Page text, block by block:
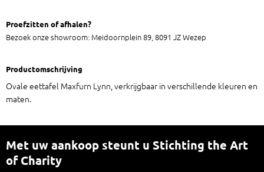
Proefzitten of afhalen?
Bezoek onze showroom: Meidoornplein 89, 8091 JZ Wezep
Productomschrijving
Ovale eettafel Maxfurn Lynn, verkrijgbaar in verschillende kleuren en
maten.
Met uw aankoop steunt u Stichting the Art
of Charity